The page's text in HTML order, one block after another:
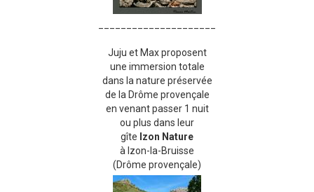
Juju et Max proposent
une immersion totale
dans la nature préservée
de la Drôme provençale
en venant passer 1 nuit
ou plus dans leur
gîte Izon Nature
à Izon-la-Bruisse
(Drôme provençale)